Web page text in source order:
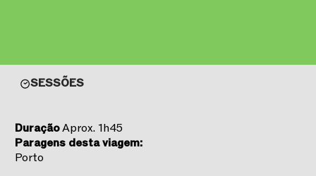
SESSÕES
DuraçãoAprox. 1h45
Paragens desta viagem:
Porto